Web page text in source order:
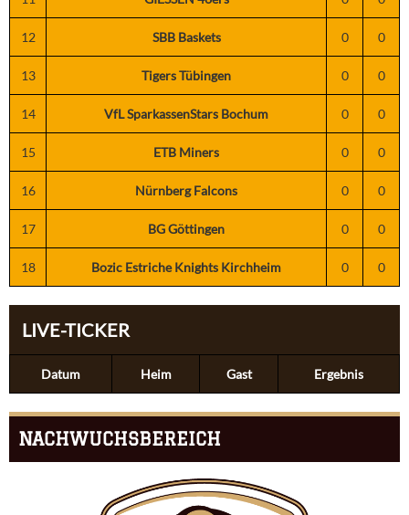
12 SBB Baskets 0 0
13 Tigers Tübingen 0 0
14 VfL SparkassenStars Bochum 0 0
15 ETB Miners 0 0
16 Nürnberg Falcons 0 0
17 BG Göttingen 0 0
18 Bozic Estriche Knights Kirchheim 0 0
LIVE-TICKER
Datum Heim Gast Ergebnis
NACHWUCHSBEREICH